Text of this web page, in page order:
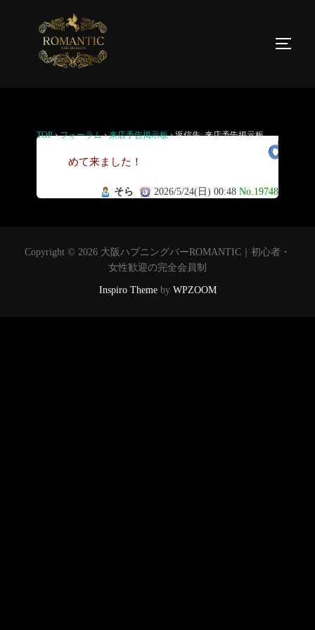
返信先: 来店予告掲示板
TOP › フォーラム › 来店予告掲示板 › 返信先: 来店予告掲示板
初
めて来ました！
そら 2026/5/24(日) 00:48 No.19748
Copyright © 2026 大阪ハプニングバーROMANTIC｜初心者・
女性歓迎の完全会員制
Inspiro Themeby WPZOOM